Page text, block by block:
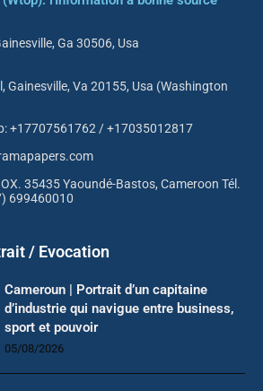
Ga 30506, Usa
Gainesville, Va 20155, Usa (Washington
+17707561762 / +17035012817
35435 Yaoundé-Bastos, Cameroon Tél.
699460010
/ Evocation
Cameroun | Portrait d’un capitaine
d’industrie qui navigue entre business,
sport et pouvoir
05/08/2026